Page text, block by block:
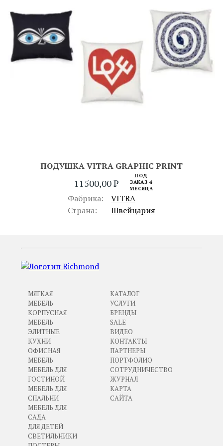
ПОДУШКА VITRA GRAPHIC PRINT
11500,00₽
ПОД
ЗАКАЗ 4
МЕСЯЦА
Фабрика:
VITRA
Страна:
Швейцария
МЯГКАЯ
МЕБЕЛЬ
КОРПУСНАЯ
МЕБЕЛЬ
ЭЛИТНЫЕ
КУХНИ
ОФИСНАЯ
МЕБЕЛЬ
МЕБЕЛЬ ДЛЯ
ГОСТИНОЙ
МЕБЕЛЬ ДЛЯ
СПАЛЬНИ
МЕБЕЛЬ ДЛЯ
САДА
ДЛЯ ДЕТЕЙ
СВЕТИЛЬНИКИ
КАТАЛОГ
УСЛУГИ
БРЕНДЫ
SALE
ВИДЕО
КОНТАКТЫ
ПАРТНЕРЫ
ПОРТФОЛИО
СОТРУДНИЧЕСТВО
ЖУРНАЛ
КАРТА
САЙТА